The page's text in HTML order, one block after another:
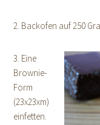
2. Backofen auf 250
3. Eine
Brownie-
Form
(23x23xm)
einfetten.